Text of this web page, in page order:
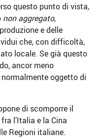
questo punto di vista,
non aggregato,
e delle
che, con difficoltà,
locale. Se già questo
ancor meno
oggetto di
di scomporre il
l’Italia e la Cina
Regioni italiane.